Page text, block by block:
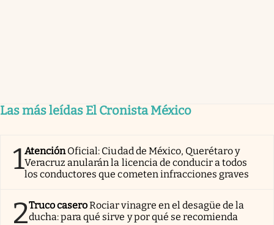
Las más leídas El Cronista México
1AtenciónOficial: Ciudad de México, Querétaro y
Veracruz anularán la licencia de conducir a todos
los conductores que cometen infracciones graves
2Truco caseroRociar vinagre en el desagüe de la
ducha: para qué sirve y por qué se recomienda